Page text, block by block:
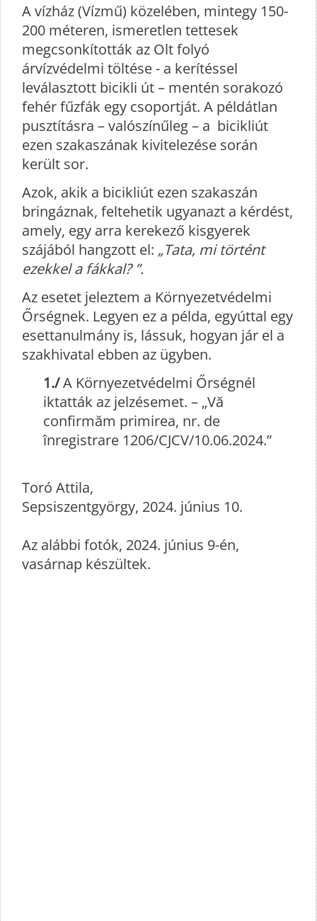
A vízház (Vízmű) közelében, mintegy 150-
200 méteren, ismeretlen tettesek
megcsonkították az Olt folyó
árvízvédelmi töltése - a kerítéssel
leválasztott bicikli út – mentén sorakozó
fehér fűzfák egy csoportját. A példátlan
pusztításra – valószínűleg – a bicikliút
ezen szakaszának kivitelezése során
került sor.
Azok, akik a bicikliút ezen szakaszán
bringáznak, feltehetik ugyanazt a kérdést,
amely, egy arra kerekező kisgyerek
szájából hangzott el: „Tata, mi történt
ezekkel a fákkal? ”.
Az esetet jeleztem a Környezetvédelmi
Őrségnek. Legyen ez a példa, egyúttal egy
esettanulmány is, lássuk, hogyan jár el a
szakhivatal ebben az ügyben.
1./A Környezetvédelmi Őrségnél
iktatták az jelzésemet. – „Vă
confirmăm primirea, nr. de
înregistrare 1206/CJCV/10.06.2024.”
Toró Attila,
Sepsiszentgyörgy, 2024. június 10.
Az alábbi fotók, 2024. június 9-én,
vasárnap készültek.